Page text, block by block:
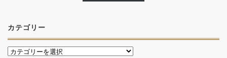
カテゴリー